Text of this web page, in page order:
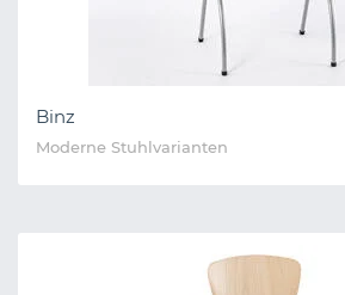
Binz
Moderne Stuhlvarianten